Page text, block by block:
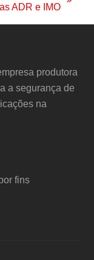
ADR e IMO
produtora
a segurança de
na
fins